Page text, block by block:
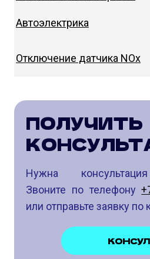
Автоэлектрика
Отключение датчика NOx
ПОЛУЧИТЬ
Нужна
Звоните по телефону
или отправьте заявку по